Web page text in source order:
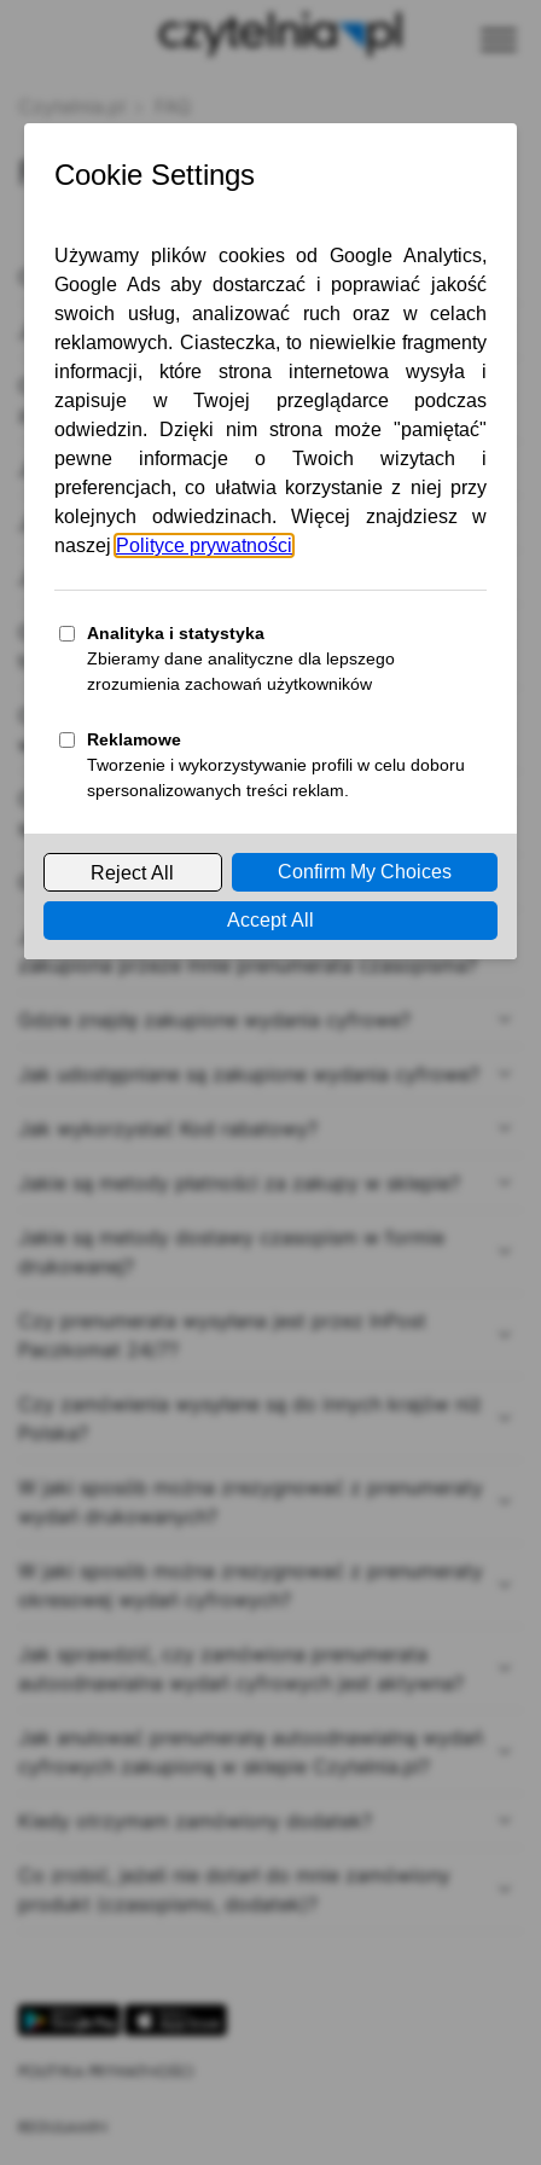
FAQ
Co to jest prenumerata czasopism?
Jak założyć konto?
Czy muszę zakładać konto, aby złożyć
zamówienie w sklepie?
Jak zmienić hasło do Mojego konta?
Jakie są korzyści z założenia konta?
Od którego wydania mogę zakupić prenumeratę
tradycyjną mojego ulubionego czasopisma?
w formie wydań cyfrowych?
Czy mogę zakupić wydania archiwalne czasopism
sprzedawanych w sklepie Czytelnia.pl?
Gdzie sprawdzę jakie produkty i kiedy zakupiłem?
Jak mogę sprawdzić jakie wydania obejmuje
zakupiona przeze mnie prenumerata czasopisma?
Gdzie znajdę zakupione wydania cyfrowe?
Jak udostępniane są zakupione wydania cyfrowe?
Jak wykorzystać Kod rabatowy?
Jakie są metody płatności za zakupy w sklepie?
Jakie są metody dostawy czasopism w formie
drukowanej?
Czy prenumerata wysyłana jest przez InPost
Paczkomat 24/7?
Czy zamówienia wysyłane są do innych krajów niż
Polska?
W jaki sposób można zrezygnować z prenumeraty
wydań drukowanych?
W jaki sposób można zrezygnować z prenumeraty
okresowej wydań cyfrowych?
Jak sprawdzić, czy zamówiona prenumerata
autoodnawialna wydań cyfrowych jest aktywna?
Jak anulować prenumeratę autoodnawialną wydań
cyfrowych zakupioną w sklepie Czytelnia.pl?
Kiedy otrzymam zamówiony dodatek?
Co zrobić, jeżeli nie dotarł do mnie zamówiony
produkt (czasopismo, dodatek)?
POLITYKA PRYWATNOŚCI
REGULAMIN